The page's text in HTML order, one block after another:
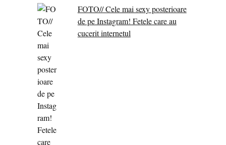
FOTO// Cele mai sexy posterioare
de pe Instagram! Fetele care au
cucerit internetul